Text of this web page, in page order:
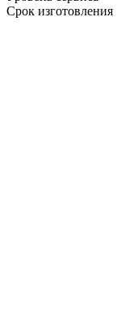
Срок изготовления